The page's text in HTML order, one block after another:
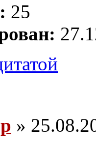
25
»